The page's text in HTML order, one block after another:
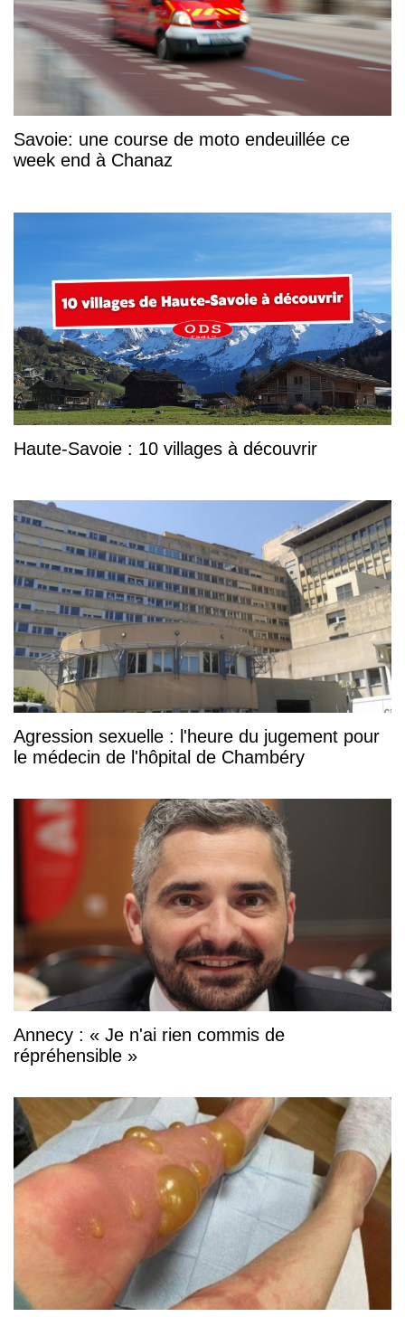
Savoie: une course de moto endeuillée ce
week end à Chanaz
Haute-Savoie : 10 villages à découvrir
Agression sexuelle : l'heure du jugement pour
le médecin de l'hôpital de Chambéry
Annecy : « Je n'ai rien commis de
répréhensible »